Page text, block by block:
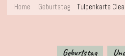
Home Geburtstag Tulpenkarte
Geburtstag